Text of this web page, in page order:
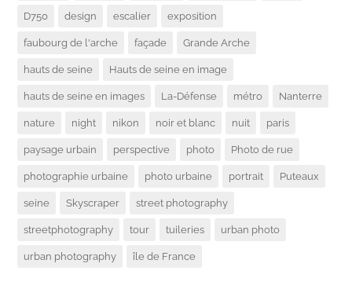
D750 design escalier exposition
faubourg de l'arche façade Grande Arche
hauts de seine Hauts de seine en image
hauts de seine en images La-Défense métro Nanterre
nature night nikon noir et blanc nuit paris
paysage urbain perspective photo Photo de rue
photographie urbaine photo urbaine portrait Puteaux
seine Skyscraper street photography
streetphotography tour tuileries urban photo
urban photography île de France